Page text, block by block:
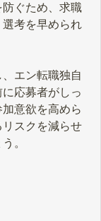
ぐため、求職
考を早められ
エン転職独自
応募者がしっ
意欲を高めら
スクを減らせ
。